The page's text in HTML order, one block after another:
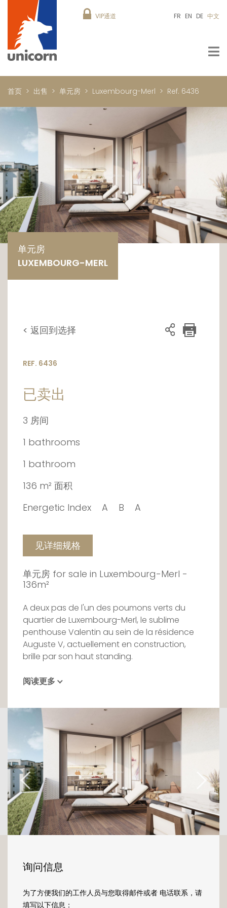
VIP通道 FR EN DE 中文
首页 出售 单元房 Luxembourg-Merl Ref. 6436
单元房
LUXEMBOURG-MERL
< 返回到选择
REF. 6436
已卖出
3 房间
1 bathrooms
1 bathroom
136 m² 面积
Energetic Index
A B A
见详细规格
单元房 for sale in Luxembourg-Merl -
136m²
A deux pas de l'un des poumons verts du
quartier de Luxembourg-Merl, le sublime
penthouse Valentin au sein de la résidence
Auguste V, actuellement en construction,
brille par son haut standing.
Occupant l'entièreté du dernier étage de la
intemporelles, l'appartement dispose d'un
ascenseur accédant directement à
l'appartement.
D'une surface de 136 m2, ce penthouse offre
un volume hors du commun avec une
hauteur culminante à plus de 5,50 m en son
centre.
En entrant dans ce bien de caractère, vous
serez accueilli par un espace à vivre ouvert et
lumineux à souhait. La belle pièce à vivre
à manger ainsi que d'un salon donnant sur
une terrasse couverte de 23m. Cette dernière
permettant de profiter pleinement des
rayons de soleil dès le matin.
阅读更多
询问信息
为了方便我们的工作人员与您取得邮件或者 电话联系，请
填写以下信息：